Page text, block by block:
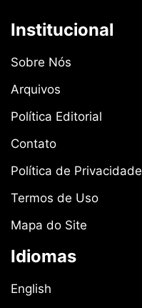
Institucional
Sobre Nós
Arquivos
Política Editorial
Contato
Política de Privacidade
Termos de Uso
Mapa do Site
Idiomas
English